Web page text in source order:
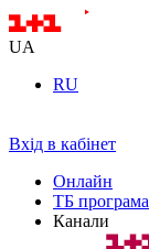
UA
RU
Вхід в кабінет
Онлайн
ТБ програма
Канали